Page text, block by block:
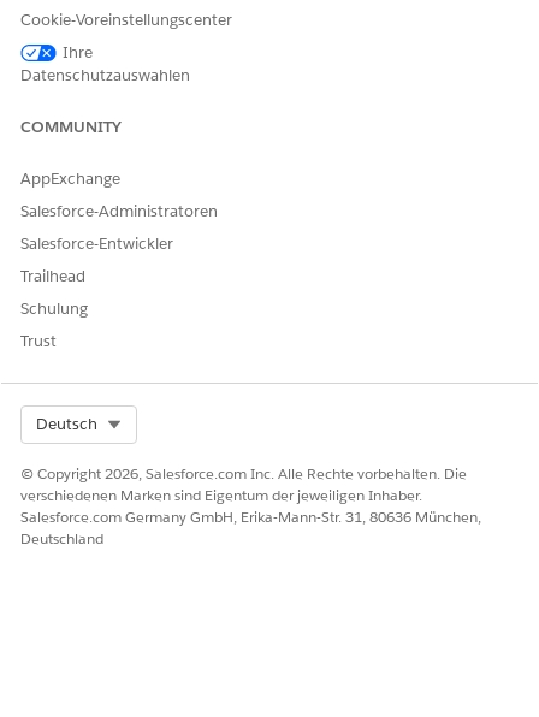
Diese OmniScripts werden in den Flows für die Neuzertifizierung
von Vorteilen und die Änderung von Umständen verwendet.
und die richtigen Versionen dieser OmniScripts aktiviert haben,
ChangeOfCircumstances/UpdateHouseHoldMemberDetails
Aktualisieren der HouseHold-Mitgliederdetails (Version 1)
ChangeOfCircumstances/SignatureCapture –
SignatureCapture (Version 1)
ChangeOfCircumstances/
Geben Sie uns Feedback, damit wir uns verbessern können.
Ja Nein
Cookie-Voreinstellungscenter
Ihre
Datenschutzauswahlen
COMMUNITY
AppExchange
Salesforce-Administratoren
Salesforce-Entwickler
Trailhead
Schulung
Trust
Deutsch
© Copyright 2026, Salesforce.com Inc. Alle Rechte vorbehalten. Die
verschiedenen Marken sind Eigentum der jeweiligen Inhaber.
Salesforce.com Germany GmbH, Erika-Mann-Str. 31, 80636 München,
Deutschland